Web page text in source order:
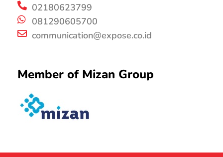
02180623799
081290605700
communication@expose.co.id
Member of Mizan Group